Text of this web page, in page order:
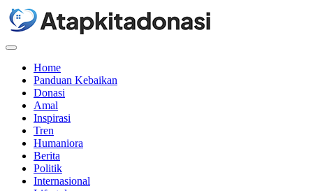
Menu
Home
Panduan Kebaikan
Donasi
Amal
Inspirasi
Tren
Humaniora
Berita
Politik
Internasional